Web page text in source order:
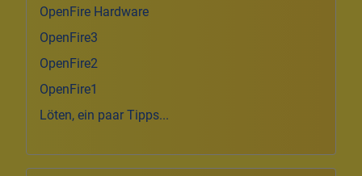
OpenFire Hardware
OpenFire3
OpenFire2
OpenFire1
Löten, ein paar Tipps...